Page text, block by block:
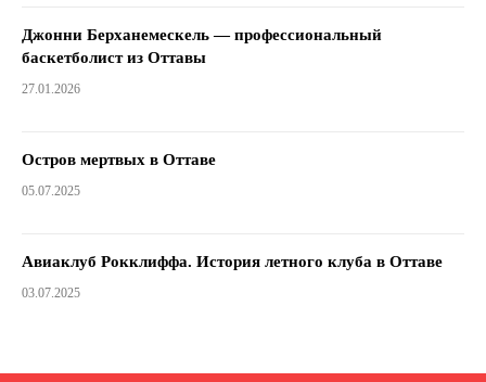
Джонни Берханемескель — профессиональный
баскетболист из Оттавы
27.01.2026
Остров мертвых в Оттаве
05.07.2025
Авиаклуб Рокклиффа. История летного клуба в Оттаве
03.07.2025